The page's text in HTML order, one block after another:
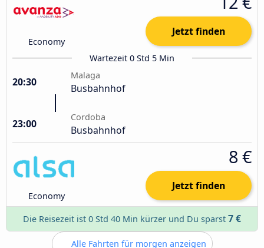
Economy
Jetzt finden
Wartezeit 0 Std 5 Min
20:30
Malaga
Busbahnhof
23:00
Cordoba
Busbahnhof
Economy
8 €
Jetzt finden
Die Reisezeit ist 0 Std 40 Min kürzer und Du sparst 7 €
Alle Fahrten für morgen anzeigen